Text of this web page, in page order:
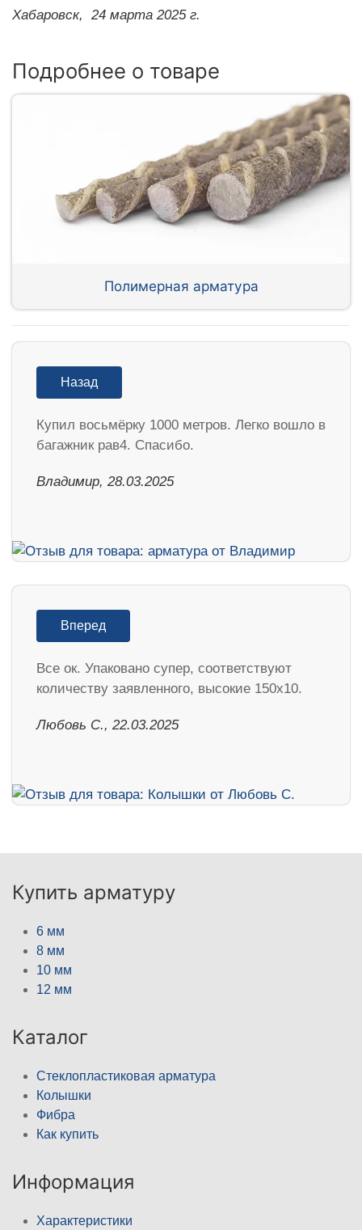
Хабаровск, 24 марта 2025 г.
Подробнее о товаре
Полимерная арматура
Назад
Купил восьмёрку 1000 метров. Легко вошло в
багажник рав4. Спасибо.
Владимир, 28.03.2025
Вперед
Все ок. Упаковано супер, соответствуют
количеству заявленного, высокие 150х10.
Любовь С., 22.03.2025
Купить арматуру
6 мм
8 мм
10 мм
12 мм
Каталог
Стеклопластиковая арматура
Колышки
Фибра
Как купить
Информация
Характеристики